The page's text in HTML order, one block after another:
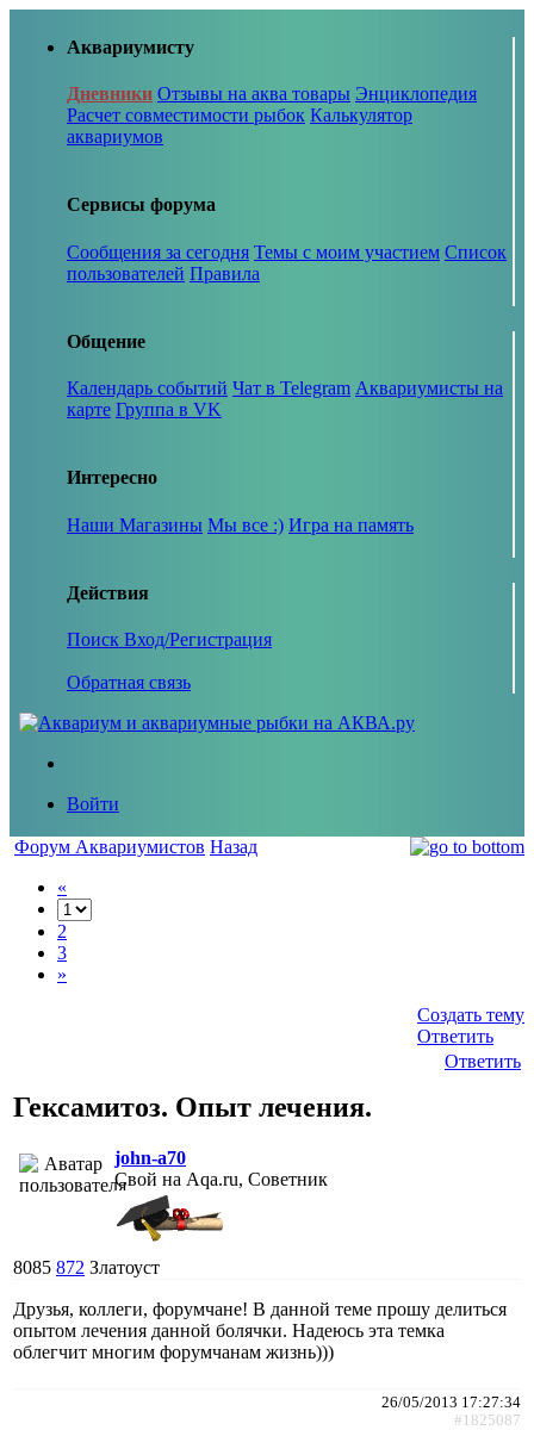
Аквариумисту
Дневники Отзывы на аква товары Энциклопедия
Расчет совместимости рыбок Калькулятор
аквариумов
Сервисы форума
Сообщения за сегодня Темы с моим участием Список
пользователей Правила
Общение
Календарь событий Чат в Telegram Аквариумисты на
карте Группа в VK
Интересно
Наши Магазины Мы все :) Игра на память
Действия
Поиск Вход/Регистрация
Обратная связь
Войти
Форум Аквариумистов Назад
«
2
3
»
Создать тему
Ответить
Ответить
Гексамитоз. Опыт лечения.
john-a70
Свой на Aqa.ru, Советник
8085 872 Златоуст
Друзья, коллеги, форумчане! В данной теме прошу делиться
опытом лечения данной болячки. Надеюсь эта темка
облегчит многим форумчанам жизнь)))
26/05/2013 17:27:34
#1825087